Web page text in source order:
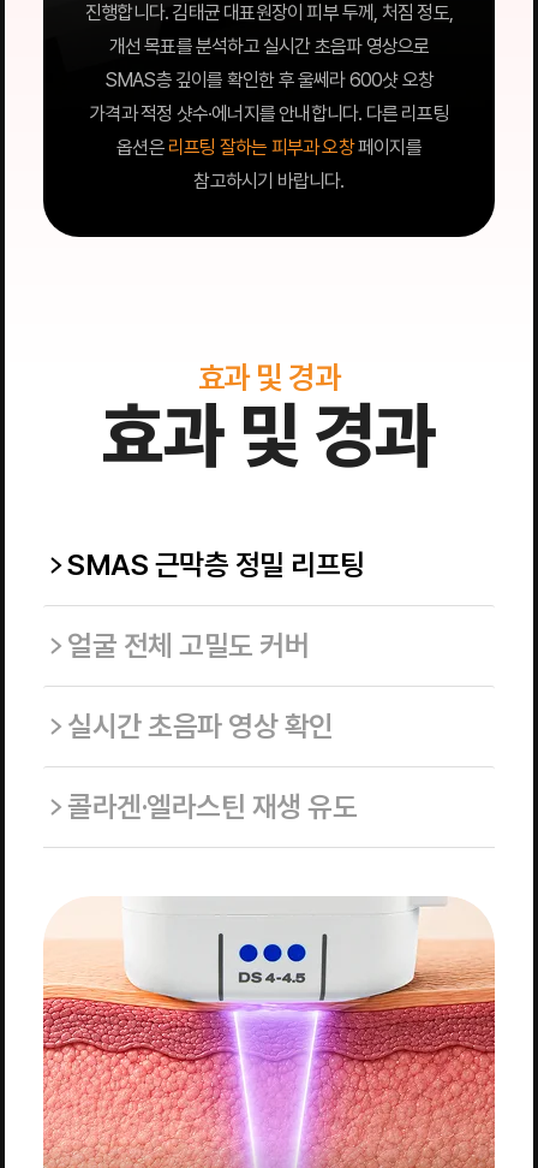
진행합니다. 김태균 대표원장이 피부 두께, 처짐 정도,
개선 목표를 분석하고 실시간 초음파 영상으로
SMAS층 깊이를 확인한 후 울쎄라 600샷 오창
가격과 적정 샷수·에너지를 안내합니다. 다른 리프팅
옵션은 리프팅 잘하는 피부과 오창페이지를
참고하시기 바랍니다.
효과 및 경과
효과 및 경과
SMAS 근막층 정밀 리프팅
얼굴 전체 고밀도 커버
실시간 초음파 영상 확인
콜라겐·엘라스틴 재생 유도